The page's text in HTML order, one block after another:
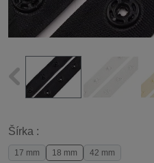
Šírka :
17 mm 18 mm 42 mm